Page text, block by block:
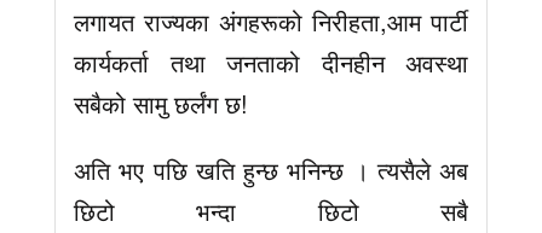
लगायत राज्यका अंगहरूको निरीहता,आम पार्टी
कार्यकर्ता तथा जनताको दीनहीन अवस्था
सबैको सामु छर्लंग छ!
अति भए पछि खति हुन्छ भनिन्छ । त्यसैले अब
छिटो भन्दा छिटो सबै